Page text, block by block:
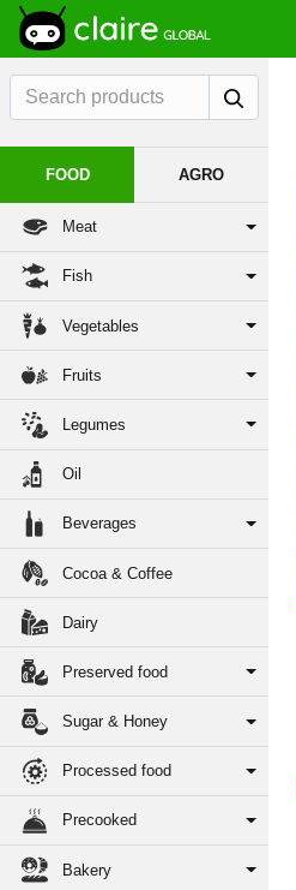
FOOD AGRO
Meat
Fish
Vegetables
Fruits
Legumes
Oil
Beverages
Cocoa & Coffee
Dairy
Preserved food
Sugar & Honey
Processed food
Precooked
Bakery